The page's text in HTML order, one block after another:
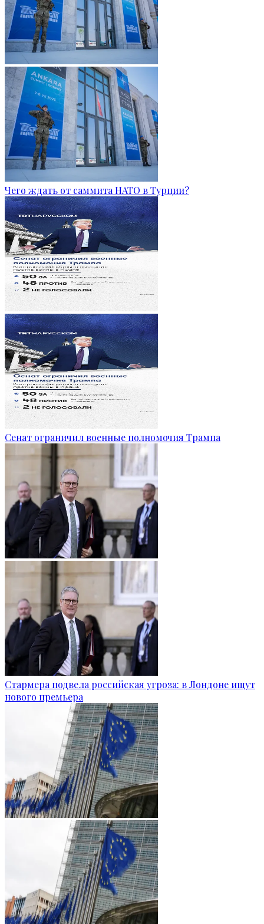
Чего ждать от саммита НАТО в Турции?
Сенат ограничил военные полномочия Трампа
Стармера подвела российская угроза: в Лондоне ищут
нового премьера